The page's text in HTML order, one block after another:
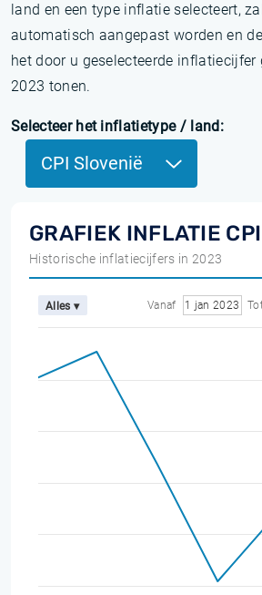
land en een type inflatie selecteert,
automatisch aangepast worden en
het door u geselecteerde inflatiecijfer
2023 tonen.
Selecteer het inflatietype / land:
CPI Slovenië
GRAFIEK INFLATIE
Historische inflatiecijfers in 2023
Alles ▾ Vanaf 1 jan 2023